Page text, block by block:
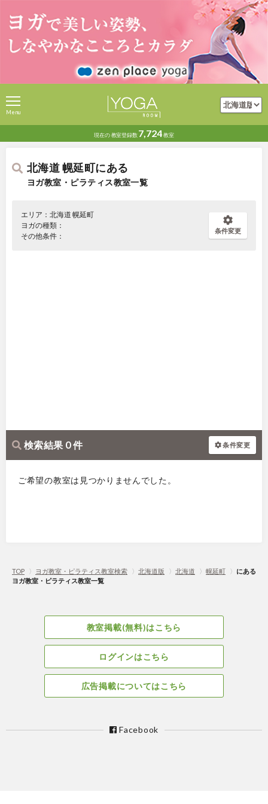
現在の教室登録数 7,724教室
Menu
北海道 幌延町にある
ヨガ教室・ピラティス教室一覧
エリア：北海道 幌延町
ヨガの種類：
その他条件：
条件変更
検索結果 0 件 条件変更
ご希望の教室は見つかりませんでした。
TOP 〉 ヨガ教室・ピラティス教室検索 〉 北海道版 〉 北海道 〉 幌延町 〉 にある
ヨガ教室・ピラティス教室一覧
教室掲載(無料)はこちら
ログインはこちら
広告掲載についてはこちら
Facebook